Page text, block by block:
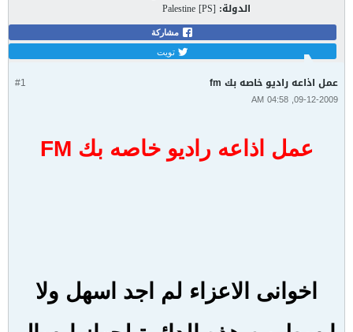
#1 عمل اذاعه راديو خاصه بك fm
09-12-2009, 04:58 AM
عمل اذاعه راديو خاصه بك FM
ابسط من هذه الدائرة لجهاز ارسال
يعمل على
موجات الراديو العادى فى